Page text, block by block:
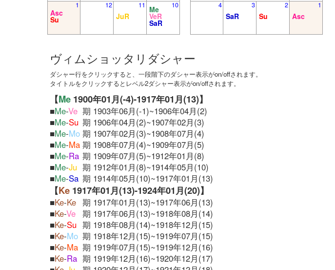
Asc
Su
1 12
JuR
11 Me
VeR
SaR
10 4
SaR
3
Su
2
Asc
1
ヴィムショッタリダシャー
ダシャー行をクリックすると、一段階下のダシャー表示がon/offされます。
タイトルをクリックするとレベル2ダシャー表示がon/offされます。
【Me 1900年01月(-4)-1917年01月(13)】
■Me-Ve 期 1903年06月(-1)~1906年04月(2)
■Me-Su 期 1906年04月(2)~1907年02月(3)
■Me-Mo 期 1907年02月(3)~1908年07月(4)
■Me-Ma 期 1908年07月(4)~1909年07月(5)
■Me-Ra 期 1909年07月(5)~1912年01月(8)
■Me-Ju 期 1912年01月(8)~1914年05月(10)
■Me-Sa 期 1914年05月(10)~1917年01月(13)
【Ke 1917年01月(13)-1924年01月(20)】
■Ke-Ke 期 1917年01月(13)~1917年06月(13)
■Ke-Ve 期 1917年06月(13)~1918年08月(14)
■Ke-Su 期 1918年08月(14)~1918年12月(15)
■Ke-Mo 期 1918年12月(15)~1919年07月(15)
■Ke-Ma 期 1919年07月(15)~1919年12月(16)
■Ke-Ra 期 1919年12月(16)~1920年12月(17)